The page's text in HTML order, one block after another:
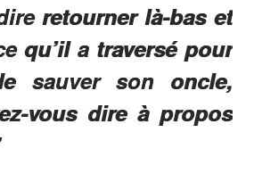
retourner là-bas et
qu’il a traversé pour
sauver son oncle,
vous dire à propos